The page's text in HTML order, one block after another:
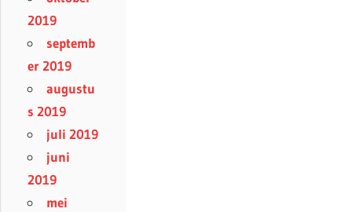
2019
septemb
er 2019
augustu
s 2019
juli 2019
juni
2019
mei